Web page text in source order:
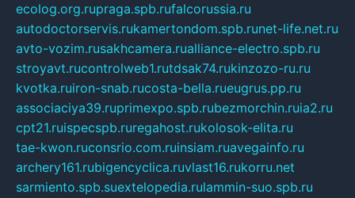
ecolog.org.rupraga.spb.rufalcorussia.ru
autodoctorservis.rukamertondom.spb.runet-life.net.ru
avto-vozim.rusakhcamera.rualliance-electro.spb.ru
stroyavt.rucontrolweb1.rutdsak74.rukinzozo-ru.ru
kvotka.ruiron-snab.rucosta-bella.rueugrus.pp.ru
associaciya39.ruprimexpo.spb.rubezmorchin.ruia2.ru
cpt21.ruispecspb.ruregahost.rukolosok-elita.ru
tae-kwon.ruconsrio.com.ruinsiam.ruavegainfo.ru
archery161.rubigencyclica.ruvlast16.rukorru.net
sarmiento.spb.suextelopedia.rulammin-suo.spb.ru